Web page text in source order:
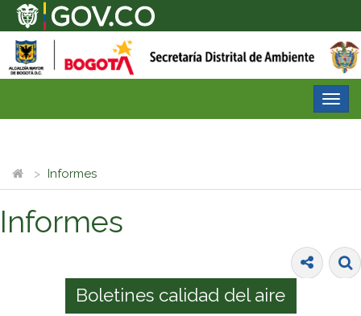
Informes
Informes
Boletines calidad del aire